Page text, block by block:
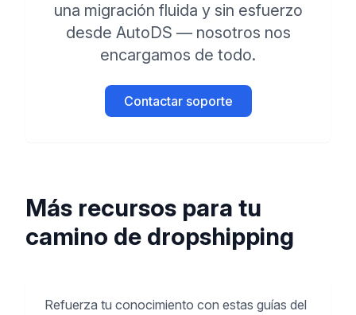
una migración fluida y sin esfuerzo
desde AutoDS — nosotros nos
encargamos de todo.
Contactar soporte
Más recursos para tu
camino de dropshipping
Refuerza tu conocimiento con estas guías del